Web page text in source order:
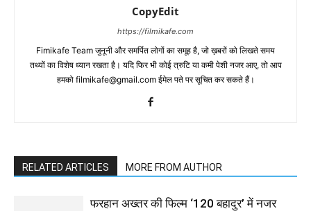
CopyEdit
https://filmikafe.com
Fimikafe Team जुनूनी और समर्पित लोगों का समूह है, जो ख़बरों को लिखते समय
तथ्‍यों का विशेष ध्‍यान रखता है। यदि फिर भी कोई त्रुटि या कमी पेशी नजर आए, तो आप
हमको filmikafe@gmail.com ईमेल पते पर सूचित कर सकते हैं।
RELATED ARTICLES MORE FROM AUTHOR
फरहान अख्तर की फिल्म ‘120 बहादुर’ में नजर